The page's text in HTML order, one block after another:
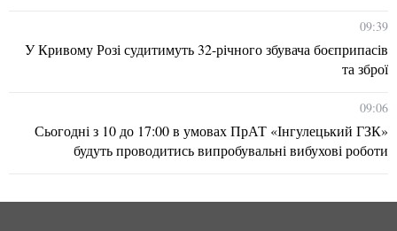
09:39
У Кривому Розі судитимуть 32-річного збувача боєприпасів
та зброї
09:06
Сьогодні з 10 до 17:00 в умовах ПрАТ «Інгулецький ГЗК»
будуть проводитись випробувальні вибухові роботи